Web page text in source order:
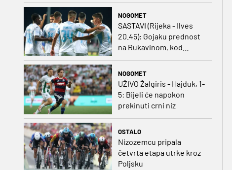
NOGOMET
SASTAVI (Rijeka - Ilves
20.45): Gojaku prednost
na Rukavinom, kod
Finaca bivši vratar
NOGOMET
UŽIVO Žalgiris - Hajduk, 1-
5: Bijeli će napokon
prekinuti crni niz
OSTALO
Nizozemcu pripala
četvrta etapa utrke kroz
Poljsku